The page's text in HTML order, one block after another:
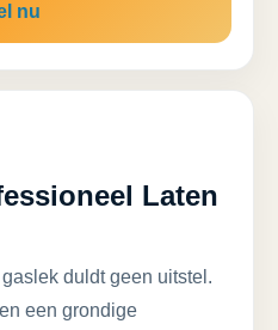
nu
Laten
duldt geen uitstel.
een grondige